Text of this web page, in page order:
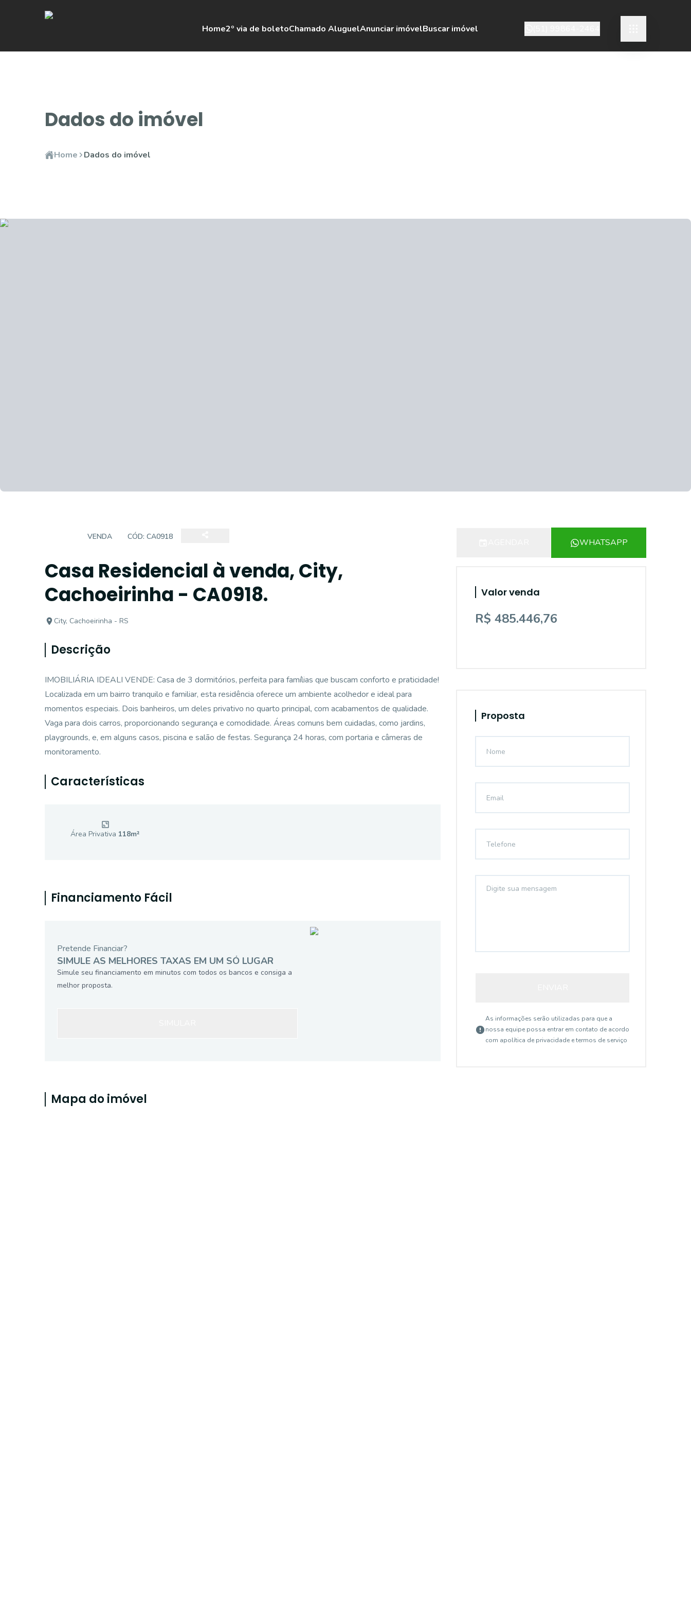
Home2º via de boletoChamado AluguelAnunciar imóvelBuscar imóvel
Dados do imóvel
Home Dados do imóvel
VENDA CÓD: CA0918
Casa Residencial à venda, City,
Cachoeirinha - CA0918.
City, Cachoeirinha - RS
Descrição
IMOBILIÁRIA IDEALI VENDE: Casa de 3 dormitórios, perfeita para famílias que buscam conforto e praticidade!
Localizada em um bairro tranquilo e familiar, esta residência oferece um ambiente acolhedor e ideal para
momentos especiais. Dois banheiros, um deles privativo no quarto principal, com acabamentos de qualidade.
Vaga para dois carros, proporcionando segurança e comodidade. Áreas comuns bem cuidadas, como jardins,
playgrounds, e, em alguns casos, piscina e salão de festas. Segurança 24 horas, com portaria e câmeras de
monitoramento.
Características
Área Privativa 118m²
Financiamento Fácil
Pretende Financiar?
SIMULE AS MELHORES TAXAS EM UM SÓ LUGAR
Simule seu financiamento em minutos com todos os bancos e consiga a
melhor proposta.
Mapa do imóvel
WHATSAPP
Valor venda
R$ 485.446,76
Proposta
As informações serão utilizadas para que a
nossa equipe possa entrar em contato de acordo
com apolítica de privacidade e termos de serviço